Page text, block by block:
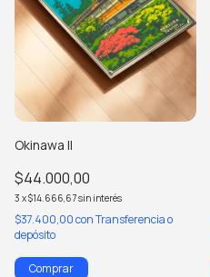
Okinawa II
$44.000,00
3 x$14.666,67sin interés
$37.400,00conTransferencia o
depósito
Comprar